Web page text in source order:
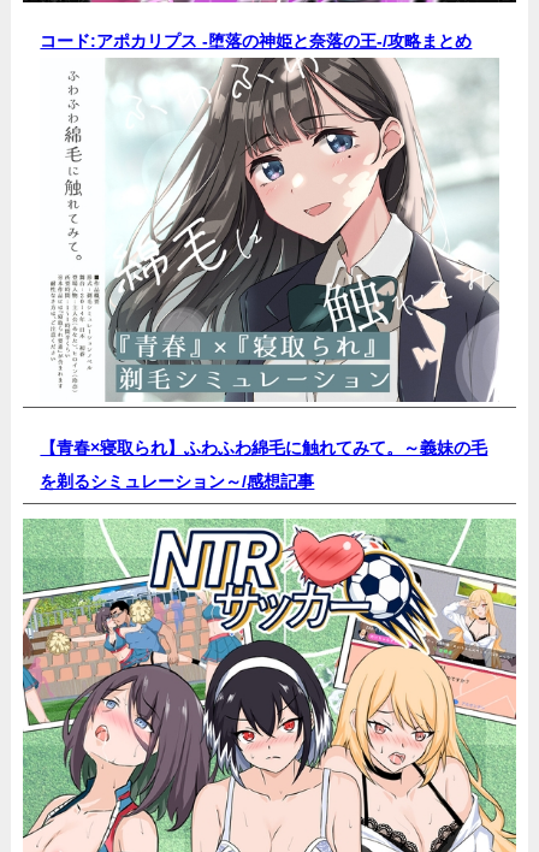
コード:アポカリプス -堕落の神姫と奈落の王-/攻略まとめ
【青春×寝取られ】ふわふわ綿毛に触れてみて。～義妹の毛
を剃るシミュレーション～/感想記事